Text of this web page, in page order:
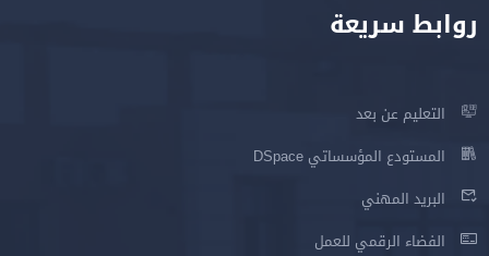
روابط سريعة
التعليم عن بعد
المستودع المؤسساتي DSpace
البريد المهني
الفضاء الرقمي للعمل